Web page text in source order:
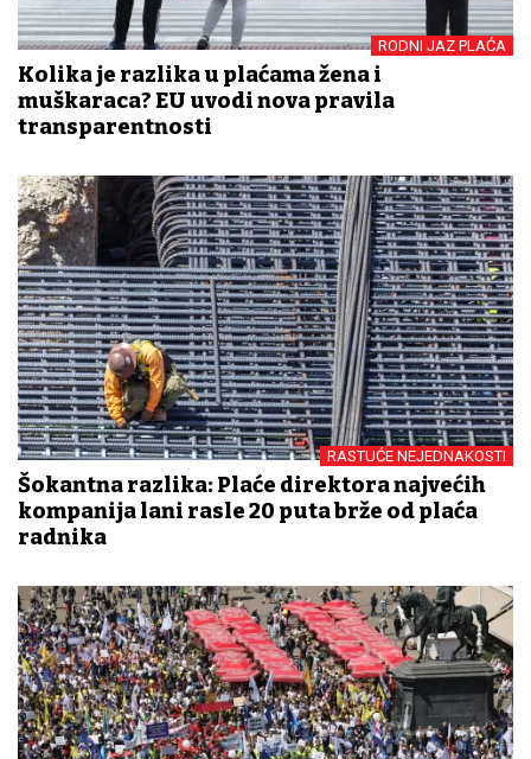
RODNI JAZ PLAĆA
Kolika je razlika u plaćama žena i
muškaraca? EU uvodi nova pravila
transparentnosti
RASTUĆE NEJEDNAKOSTI
Šokantna razlika: Plaće direktora najvećih
kompanija lani rasle 20 puta brže od plaća
radnika